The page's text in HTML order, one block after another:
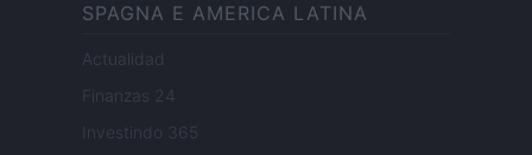
SPAGNA E AMERICA LATINA
Actualidad
Finanzas 24
Investindo 365